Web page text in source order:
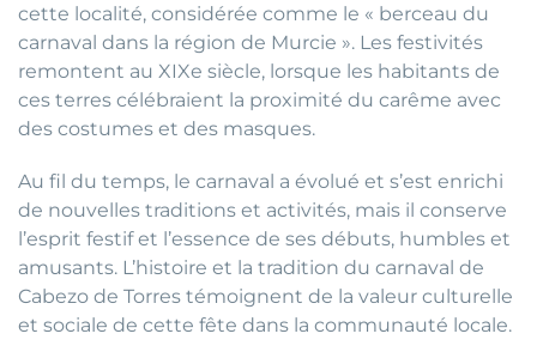
cette localité, considérée comme le « berceau du
carnaval dans la région de Murcie ». Les festivités
remontent au XIXe siècle, lorsque les habitants de
ces terres célébraient la proximité du carême avec
des costumes et des masques.
Au fil du temps, le carnaval a évolué et s’est enrichi
de nouvelles traditions et activités, mais il conserve
l’esprit festif et l’essence de ses débuts, humbles et
amusants. L’histoire et la tradition du carnaval de
Cabezo de Torres témoignent de la valeur culturelle
et sociale de cette fête dans la communauté locale.